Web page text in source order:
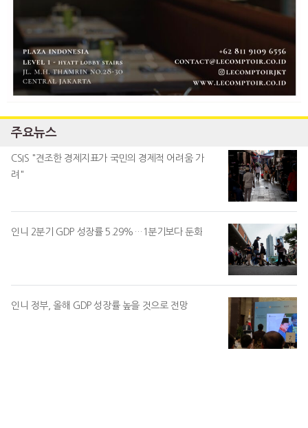
주요뉴스
CSIS "견조한 경제지표가 국민의 경제적 어려움 가
려"
인니 2분기 GDP 성장률 5.29%…1분기보다 둔화
인니 정부, 올해 GDP 성장률 높을 것으로 전망